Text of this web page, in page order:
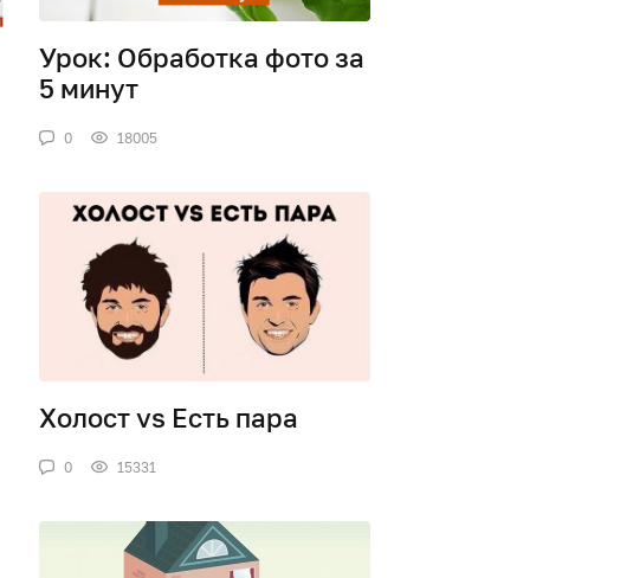
Урок: Обработка фото за
5 минут
0 18005
Холост vs Есть пара
0 15331